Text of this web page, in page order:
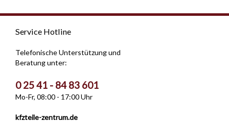
Service Hotline
Telefonische Unterstützung und
Beratung unter:
0 25 41 - 84 83 601
Mo-Fr, 08:00 - 17:00 Uhr
kfzteile-zentrum.de